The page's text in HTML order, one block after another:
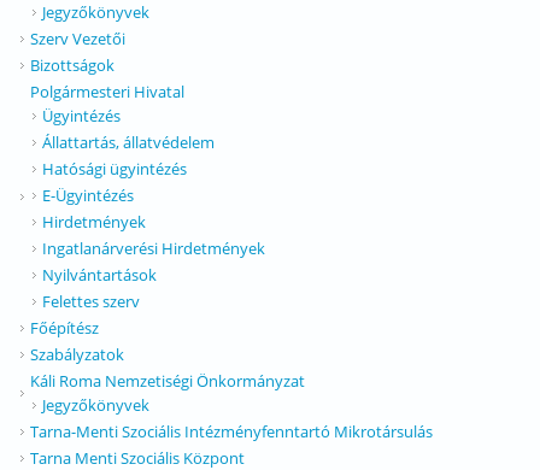
Jegyzőkönyvek
Szerv Vezetői
Bizottságok
Polgármesteri Hivatal
Ügyintézés
Állattartás, állatvédelem
Hatósági ügyintézés
E-Ügyintézés
Hirdetmények
Ingatlanárverési Hirdetmények
Nyilvántartások
Felettes szerv
Főépítész
Szabályzatok
Káli Roma Nemzetiségi Önkormányzat
Jegyzőkönyvek
Tarna-Menti Szociális Intézményfenntartó Mikrotársulás
Tarna Menti Szociális Központ